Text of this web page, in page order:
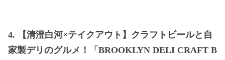
4. 【清澄白河×テイクアウト】クラフトビールと自
家製デリのグルメ！「BROOKLYN DELI CRAFT B